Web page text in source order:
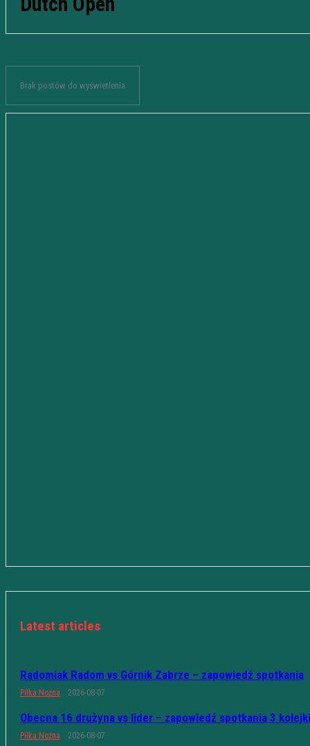
Brak postów do wyświetlenia
Latest articles
Radomiak Radom vs Górnik Zabrze – zapowiedź spotkania
Piłka Nożna 2026-08-07
Obecna 16 drużyna vs lider – zapowiedź spotkania 3 kolejki
Piłka Nożna 2026-08-07